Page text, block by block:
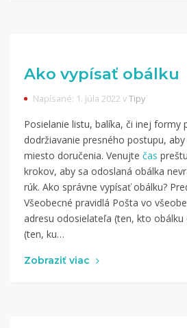
Ako vypísať obálku
Napísané: 1. júla 2022 vTipy
Posielanie listu, balíka, či inej formy
dodržiavanie presného postupu,
miesto doručenia. Venujte čas
krokov, aby sa odoslaná obálka
rúk. Ako správne vypísať obálku?
Všeobecné pravidlá Pošta vo
adresu odosielateľa (ten, kto
(ten, ku…
Zobraziť viac